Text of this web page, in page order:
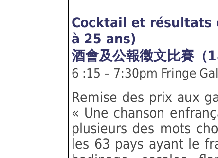
Cocktail et résultats
à 25 ans)
酒會及公報徵文比賽（
6 :15 – 7:30pm Fringe
Remise des prix aux
« Une chanson
plusieurs des mots
les 63 pays ayant le